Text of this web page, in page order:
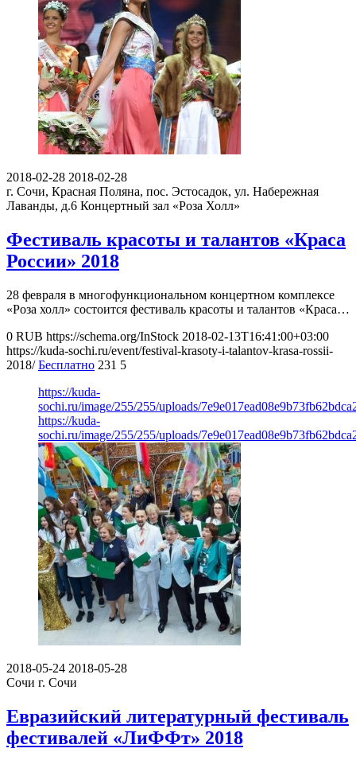
2018-02-28 2018-02-28
г. Сочи, Красная Поляна, пос. Эстосадок, ул. Набережная
Лаванды, д.6 Концертный зал «Роза Холл»
Фестиваль красоты и талантов «Краса
России» 2018
28 февраля в многофункциональном концертном комплексе
«Роза холл» состоится фестиваль красоты и талантов «Краса…
0 RUB https://schema.org/InStock 2018-02-13T16:41:00+03:00
https://kuda-sochi.ru/event/festival-krasoty-i-talantov-krasa-rossii-
2018/ Бесплатно 231 5
https://kuda-
sochi.ru/image/255/255/uploads/
https://kuda-
sochi.ru/image/255/255/uploads/
2018-05-24 2018-05-28
Сочи г. Сочи
Евразийский литературный фестиваль
фестивалей «ЛиФФт» 2018